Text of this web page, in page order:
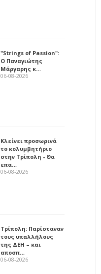
"Strings of Passion":
Ο Παναγιώτης
Μάργαρης κ…
06-08-2026
Κλείνει προσωρινά
το κολυμβητήριο
στην Τρίπολη - Θα
επα…
06-08-2026
Τρίπολη: Παρίσταναν
τους υπαλλήλους
της ΔΕΗ – και
αποσπ…
06-08-2026